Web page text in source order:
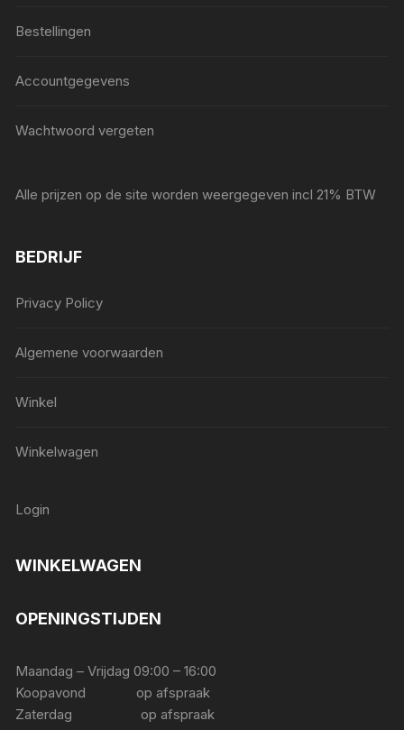
Bestellingen
Accountgegevens
Wachtwoord vergeten
Alle prijzen op de site worden weergegeven incl 21% BTW
BEDRIJF
Privacy Policy
Algemene voorwaarden
Winkel
Winkelwagen
Login
WINKELWAGEN
OPENINGSTIJDEN
Maandag – Vrijdag 09:00 – 16:00
Koopavond op afspraak
Zaterdag op afspraak